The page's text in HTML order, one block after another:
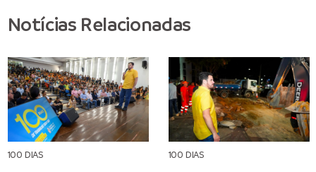
Notícias Relacionadas
100 DIAS 100 DIAS